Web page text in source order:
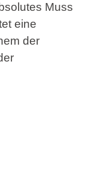
Muss
eine
der